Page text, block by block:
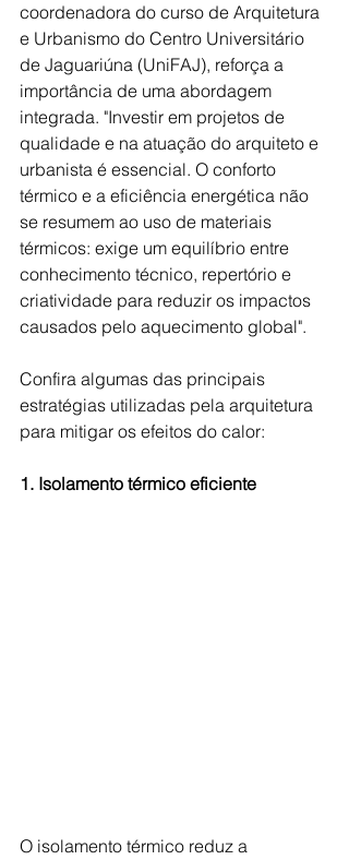
coordenadora do curso de Arquitetura
e Urbanismo do Centro Universitário
de Jaguariúna (UniFAJ), reforça a
importância de uma abordagem
integrada. "Investir em projetos de
qualidade e na atuação do arquiteto e
urbanista é essencial. O conforto
térmico e a eficiência energética não
se resumem ao uso de materiais
térmicos: exige um equilíbrio entre
conhecimento técnico, repertório e
criatividade para reduzir os impactos
causados pelo aquecimento global".
Confira algumas das principais
estratégias utilizadas pela arquitetura
para mitigar os efeitos do calor:
1. Isolamento térmico eficiente
O isolamento térmico reduz a